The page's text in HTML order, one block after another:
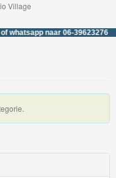
Village
naar 06-39623276 +++